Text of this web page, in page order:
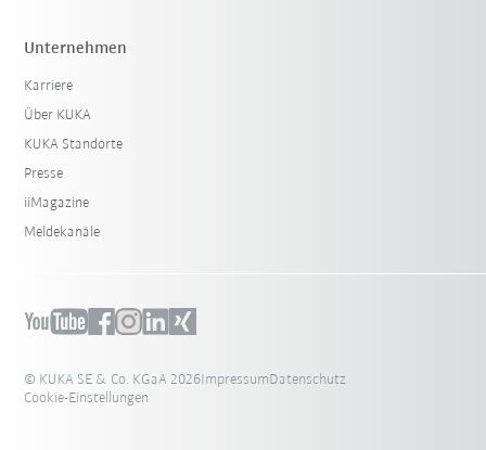
Unternehmen
Karriere
Über KUKA
KUKA Standorte
Presse
iiMagazine
Meldekanäle
© KUKA SE & Co. KGaA 2026ImpressumDatenschutz
Cookie-Einstellungen